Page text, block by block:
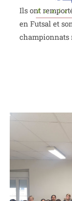
Ils ont
en Futsal et
championnats